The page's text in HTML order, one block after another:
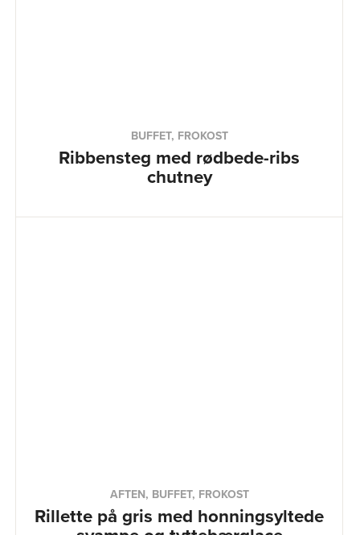
BUFFET, FROKOST
Ribbensteg med rødbede-ribs
chutney
AFTEN, BUFFET, FROKOST
Rillette på gris med honningsyltede